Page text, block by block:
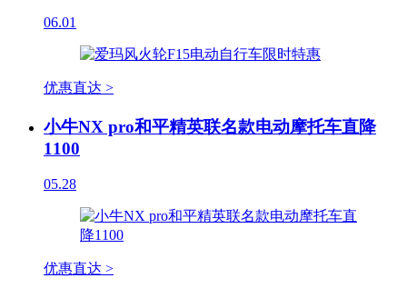
06.01
优惠直达 >
小牛NX pro和平精英联名款电动摩托车直降
1100
05.28
优惠直达 >